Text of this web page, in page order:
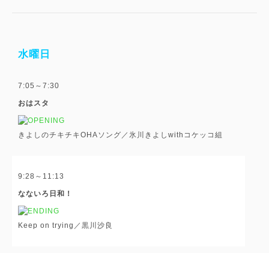
水曜日
7:05～7:30
おはスタ
きよしのチキチキOHAソング／氷川きよしwithコケッコ組
9:28～11:13
なないろ日和！
Keep on trying／黒川沙良